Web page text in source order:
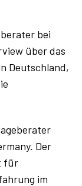
bei
über das
Deutschland,
Der
für
im